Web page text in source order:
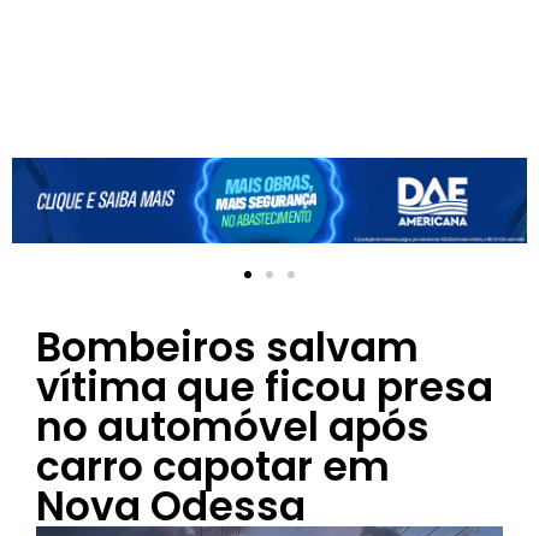
Bombeiros salvam
vítima que ficou presa
no automóvel após
carro capotar em
Nova Odessa